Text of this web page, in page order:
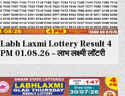
Labh Laxmi Lottery Result 4
PM 01.08.26 – लाभ लक्ष्मी लॉटरी